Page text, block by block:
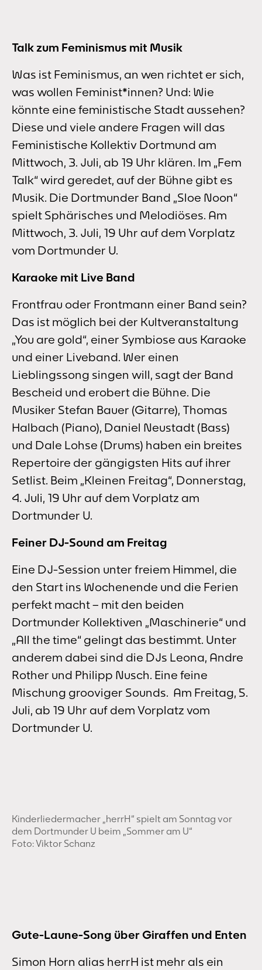
Talk zum Feminismus mit Musik
Was ist Feminismus, an wen richtet er sich,
was wollen Feminist*innen? Und: Wie
könnte eine feministische Stadt aussehen?
Diese und viele andere Fragen will das
Feministische Kollektiv Dortmund am
Mittwoch, 3. Juli, ab 19 Uhr klären. Im „Fem
Talk“ wird geredet, auf der Bühne gibt es
Musik. Die Dortmunder Band „Sloe Noon“
spielt Sphärisches und Melodiöses. Am
Mittwoch, 3. Juli, 19 Uhr auf dem Vorplatz
vom Dortmunder U.
Karaoke mit Live Band
Frontfrau oder Frontmann einer Band sein?
Das ist möglich bei der Kultveranstaltung
„You are gold“, einer Symbiose aus Karaoke
und einer Liveband. Wer einen
Lieblingssong singen will, sagt der Band
Bescheid und erobert die Bühne. Die
Musiker Stefan Bauer (Gitarre), Thomas
Halbach (Piano), Daniel Neustadt (Bass)
und Dale Lohse (Drums) haben ein breites
Repertoire der gängigsten Hits auf ihrer
Setlist. Beim „Kleinen Freitag“, Donnerstag,
4. Juli, 19 Uhr auf dem Vorplatz am
Dortmunder U.
Feiner DJ-Sound am Freitag
Eine DJ-Session unter freiem Himmel, die
den Start ins Wochenende und die Ferien
perfekt macht – mit den beiden
Dortmunder Kollektiven „Maschinerie“ und
„All the time“ gelingt das bestimmt. Unter
anderem dabei sind die DJs Leona, Andre
Rother und Philipp Nusch. Eine feine
Mischung grooviger Sounds. Am Freitag, 5.
Juli, ab 19 Uhr auf dem Vorplatz vom
Dortmunder U.
Kinderliedermacher „herrH“ spielt am Sonntag vor
dem Dortmunder U beim „Sommer am U“
Foto: Viktor Schanz
Gute-Laune-Song über Giraffen und Enten
Simon Horn alias herrH ist mehr als ein